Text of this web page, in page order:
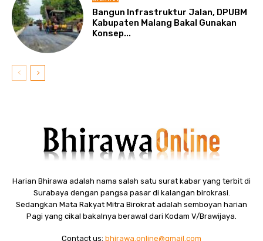
Bangun Infrastruktur Jalan, DPUBM
Kabupaten Malang Bakal Gunakan
Konsep...
Harian Bhirawa adalah nama salah satu surat kabar yang terbit di
Surabaya dengan pangsa pasar di kalangan birokrasi.
Sedangkan Mata Rakyat Mitra Birokrat adalah semboyan harian
Pagi yang cikal bakalnya berawal dari Kodam V/Brawijaya.
Contact us: bhirawa.online@gmail.com